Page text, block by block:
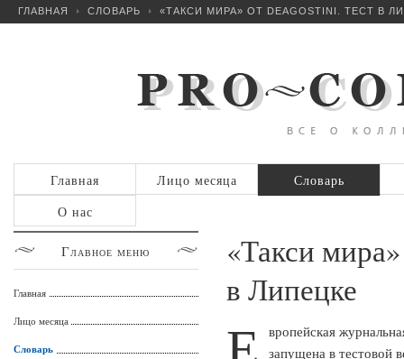
ГЛАВНАЯ СЛОВАРЬ «ТАКСИ МИРА» ОТ DEAGOSTINI. ТЕСТ В
Главная Лицо месяца
Словарь
О нас
«Такси
в Липецке
вропейская
запущена в тестовой
Главное меню
Главная
Лицо месяца
Словарь